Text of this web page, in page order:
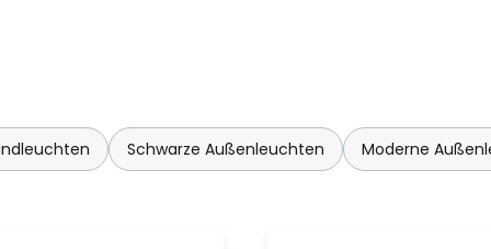
Schwarze Außenleuchten Moderne